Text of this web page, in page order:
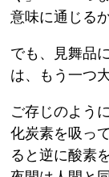
意味に通じる
でも、見舞品
は、もう一つ
ご存じのよう
化炭素を吸っ
ると逆に酸素